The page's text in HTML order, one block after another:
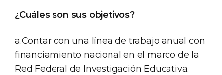
¿Cuáles son sus objetivos?
a.Contar con una línea de trabajo anual con
financiamiento nacional en el marco de la
Red Federal de Investigación Educativa.